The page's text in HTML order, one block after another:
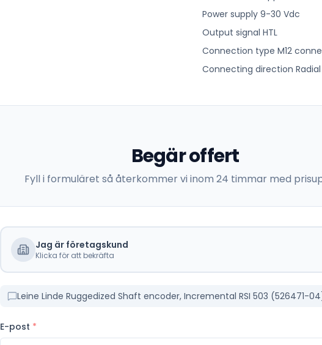
Power supply 9-30 Vdc
Output signal HTL
Connection type M12
Connecting direction Radial
Begär offert
Fyll i formuläret så återkommer vi inom 24 timmar med
Jag är företagskund
Klicka för att bekräfta
Leine Linde Ruggedized Shaft encoder, Incremental RSI 503 (526471-
E-post *